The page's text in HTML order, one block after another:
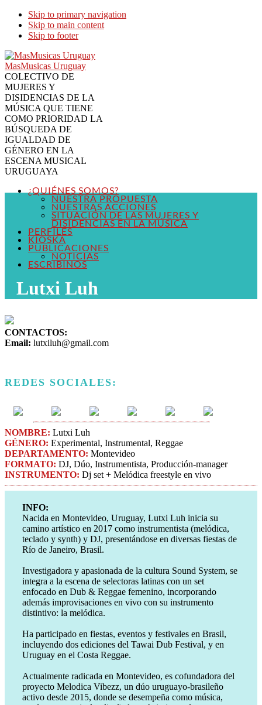
Skip to primary navigation
Skip to main content
Skip to footer
MasMusicas Uruguay
COLECTIVO DE
MUJERES Y
DISIDENCIAS DE LA
MÚSICA QUE TIENE
COMO PRIORIDAD LA
BÚSQUEDA DE
IGUALDAD DE
GÉNERO EN LA
ESCENA MUSICAL
URUGUAYA
¿QUIÉNES SOMOS?
NUESTRA PROPUESTA
NUESTRAS ACCIONES
SITUACIÓN DE LAS MUJERES Y
DISIDENCIAS EN LA MÚSICA
PERFILES
KIOSKA
PUBLICACIONES
NOTICIAS
ESCRIBINOS
Lutxi Luh
CONTACTOS:
Email: lutxiluh@gmail.com
REDES SOCIALES:
NOMBRE: Lutxi Luh
GÉNERO: Experimental, Instrumental, Reggae
DEPARTAMENTO: Montevideo
FORMATO: DJ, Dúo, Instrumentista, Producción-manager
INSTRUMENTO: Dj set + Melódica freestyle en vivo
INFO:
Nacida en Montevideo, Uruguay, Lutxi Luh inicia su
camino artístico en 2017 como instrumentista (melódica,
teclado y synth) y DJ, presentándose en diversas fiestas de
Río de Janeiro, Brasil.
Investigadora y apasionada de la cultura Sound System, se
integra a la escena de selectoras latinas con un set
enfocado en Dub & Reggae femenino, incorporando
además improvisaciones en vivo con su instrumento
distintivo: la melódica.
Ha participado en fiestas, eventos y festivales en Brasil,
incluyendo dos ediciones del Tawai Dub Festival, y en
Uruguay en el Costa Reggae.
Actualmente radicada en Montevideo, es cofundadora del
proyecto Melodica Vibezz, un dúo uruguayo-brasileño
activo desde 2015, donde se desempeña como música,